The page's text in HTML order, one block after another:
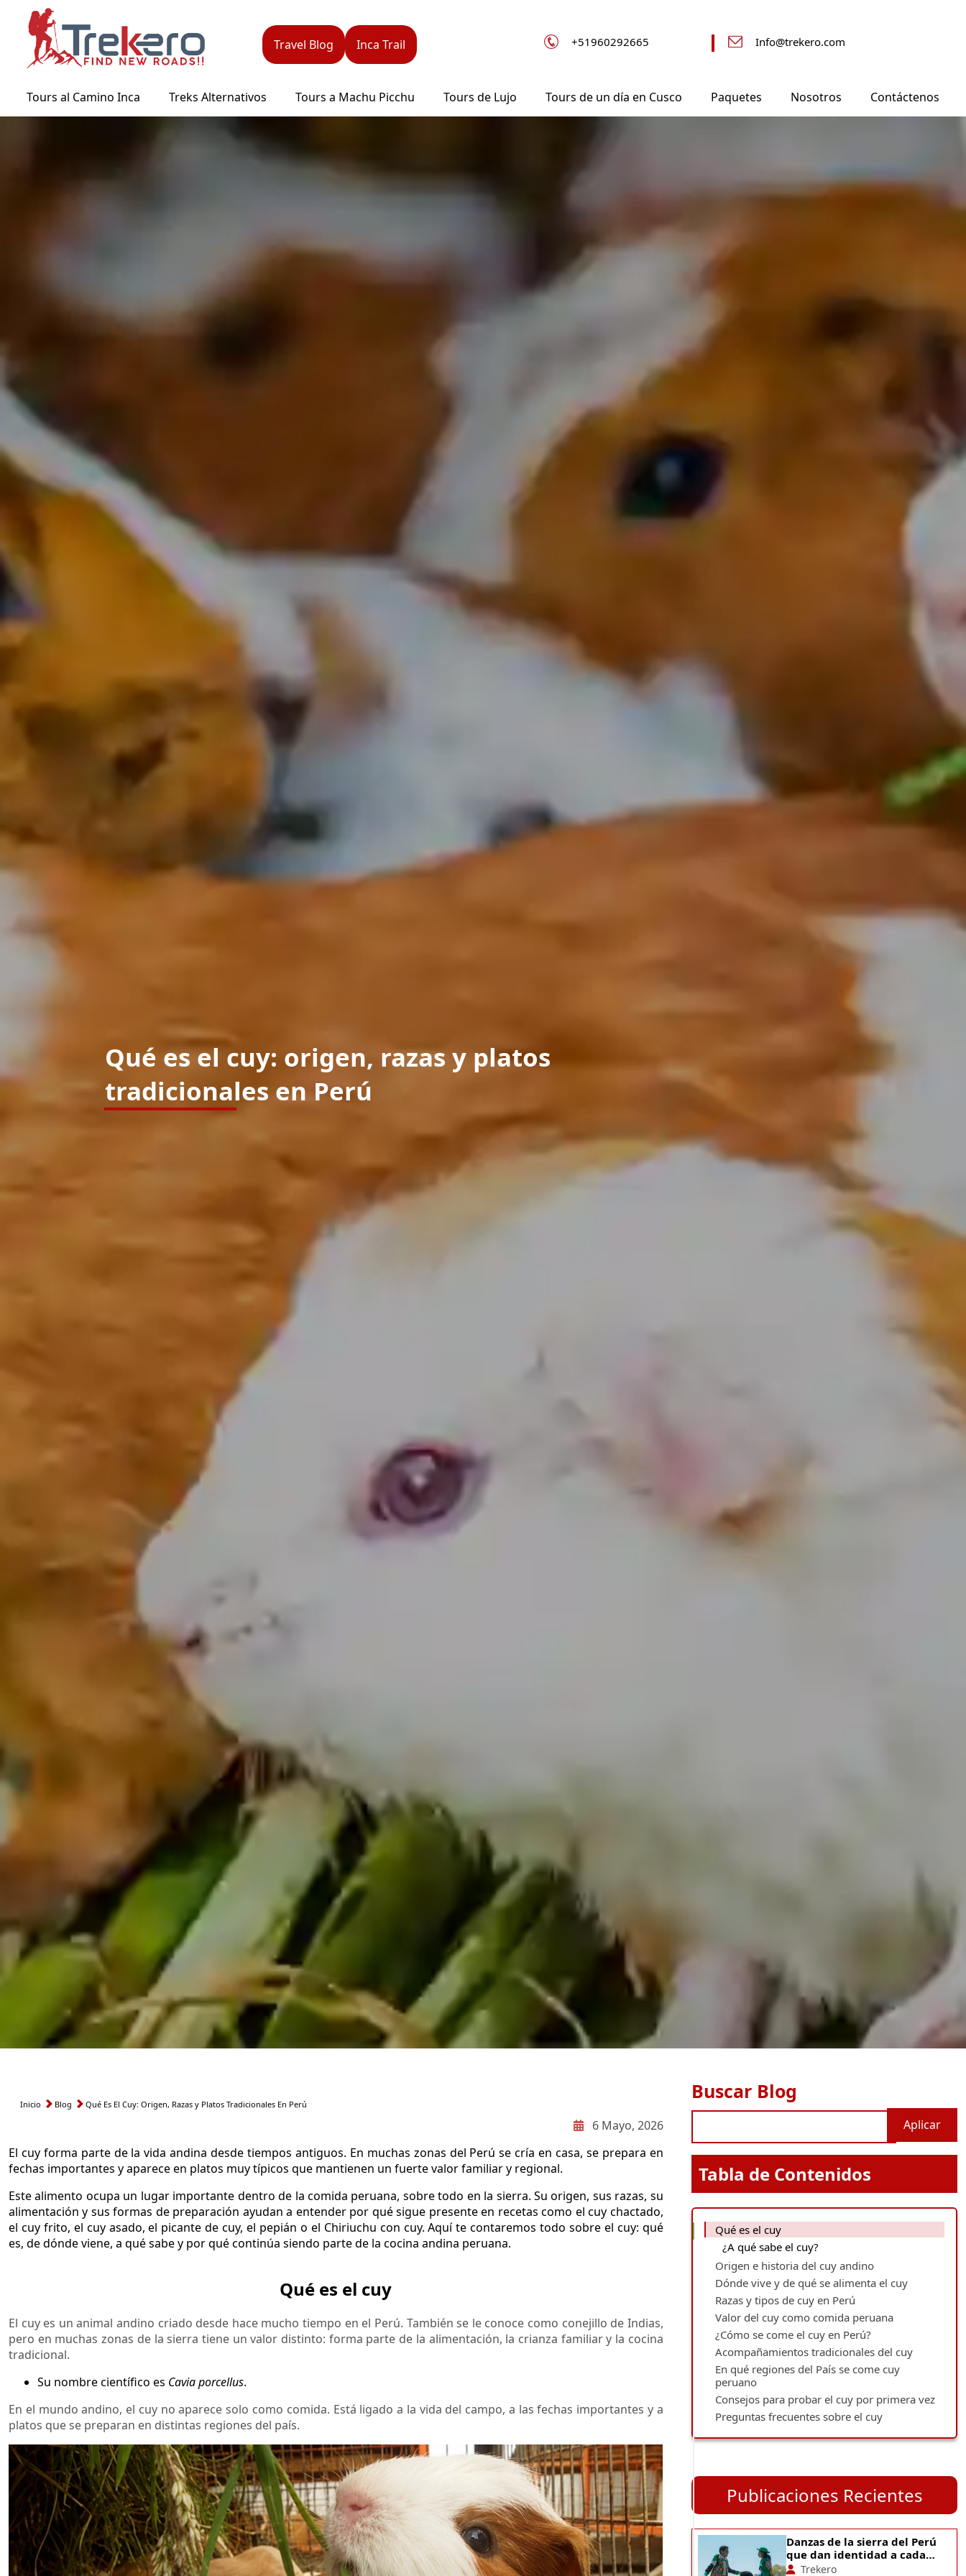
contenido
principal
Travel Blog Inca Trail +51960292665 Info@trekero.com
Tours al Camino Inca Treks Alternativos Tours a Machu Picchu Tours de Lujo Tours de un día en Cusco Paquetes Nosotros Contáctenos
Qué es el cuy: origen, razas y platos
tradicionales en Perú
navegación
Inicio Blog Qué Es El Cuy: Origen, Razas y Platos Tradicionales En Perú
6 Mayo, 2026
El cuy forma parte de la vida andina desde tiempos antiguos. En muchas zonas del Perú se cría en casa, se prepara en
fechas importantes y aparece en platos muy típicos que mantienen un fuerte valor familiar y regional.
Este alimento ocupa un lugar importante dentro de la comida peruana, sobre todo en la sierra. Su origen, sus razas, su
alimentación y sus formas de preparación ayudan a entender por qué sigue presente en recetas como el cuy chactado,
el cuy frito, el cuy asado, el picante de cuy, el pepián o el Chiriuchu con cuy. Aquí te contaremos todo sobre el cuy: qué
es, de dónde viene, a qué sabe y por qué continúa siendo parte de la cocina andina peruana.
Qué es el cuy
El cuy es un animal andino criado desde hace mucho tiempo en el Perú. También se le conoce como conejillo de Indias,
pero en muchas zonas de la sierra tiene un valor distinto: forma parte de la alimentación, la crianza familiar y la cocina
tradicional.
Su nombre científico es Cavia porcellus.
En el mundo andino, el cuy no aparece solo como comida. Está ligado a la vida del campo, a las fechas importantes y a
platos que se preparan en distintas regiones del país.
Buscar Blog
Tabla de Contenidos
Qué es el cuy
¿A qué sabe el cuy?
Origen e historia del cuy andino
Domesticación del cuy en los Andes
El cuy en las culturas prehispánicas
El cuy en la época inca y en las comidas
festivas
Dónde vive y de qué se alimenta el cuy
Hábitat del cuy en la región andina
Alimentación del cuy
Razas y tipos de cuy en Perú
Razas de cuy: Perú, Andina, Inti y Kuri
Tipos de cuy según el pelaje
Valor del cuy como comida peruana
Valor alimenticio de la carne de cuy
Día Nacional del Cuy en Perú
¿Cómo se come el cuy en Perú?
Cuy chactado
Cuy frito
Cuy asado
Cuy al horno
Picante de cuy
Pepián de cuy
Pachamanca con cuy
Acompañamientos tradicionales del cuy
Papa, maíz, mote, ajíes y salsas
En qué regiones del País se come cuy
peruano
Cuy en Cusco
Cuy en Arequipa
Cuy en Cajamarca
Cuy en Lima
Consejos para probar el cuy por primera vez
Preguntas frecuentes sobre el cuy
Publicaciones Recientes
Danzas de la sierra del Perú
que dan identidad a cada
región
Trekero